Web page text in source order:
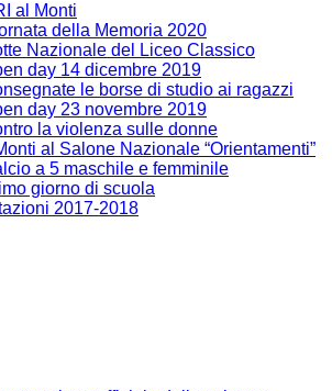
al Monti
della Memoria 2020
Nazionale del Liceo Classico
day 14 dicembre 2019
le borse di studio ai ragazzi
day 23 novembre 2019
la violenza sulle donne
al Salone Nazionale “Orientamenti”
a 5 maschile e femminile
giorno di scuola
2017-2018